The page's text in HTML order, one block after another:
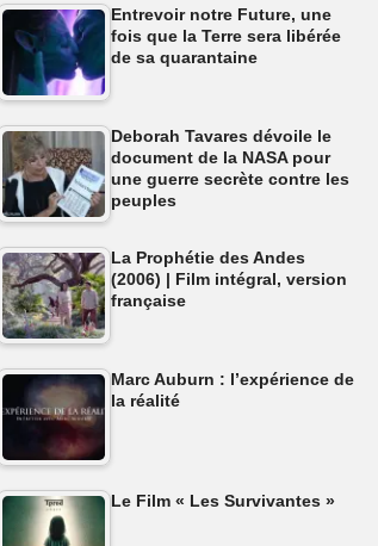
Entrevoir notre Future, une
fois que la Terre sera libérée
de sa quarantaine
Deborah Tavares dévoile le
document de la NASA pour
une guerre secrète contre les
peuples
La Prophétie des Andes
(2006) | Film intégral, version
française
Marc Auburn : l’expérience de
la réalité
Le Film « Les Survivantes »